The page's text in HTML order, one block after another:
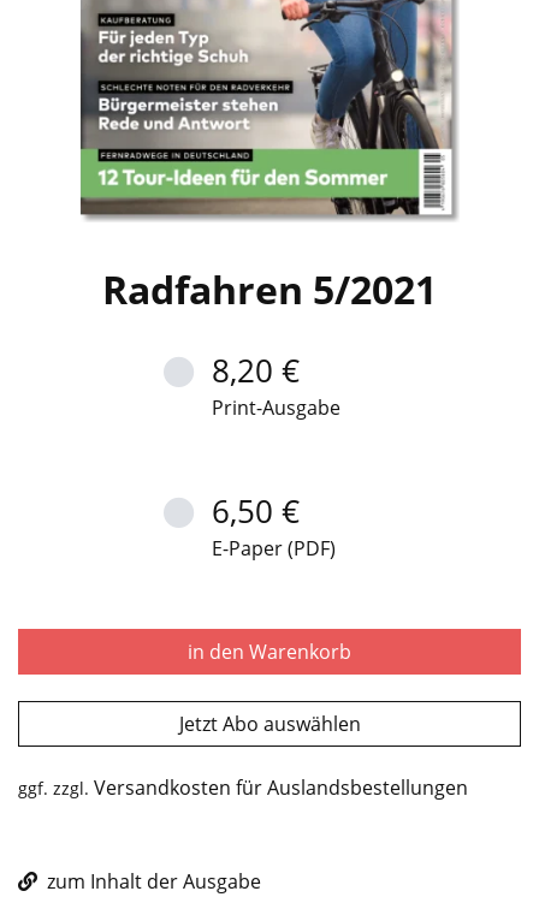
Radfahren 5/2021
8,20 €
Print-Ausgabe
6,50 €
E-Paper (PDF)
in den Warenkorb
Jetzt Abo auswählen
ggf. zzgl. Versandkosten für Auslandsbestellungen
zum Inhalt der Ausgabe